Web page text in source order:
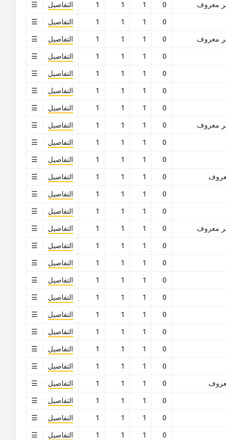
معروف
0
1
1
1
التفاصيل
0
1
1
1
التفاصيل
معروف
0
1
1
1
التفاصيل
0
1
1
1
التفاصيل
0
1
1
1
التفاصيل
0
1
1
1
التفاصيل
0
1
1
1
التفاصيل
معروف
0
1
1
1
التفاصيل
0
1
1
1
التفاصيل
0
1
1
1
التفاصيل
0
1
1
1
التفاصيل
0
1
1
1
التفاصيل
0
1
1
1
التفاصيل
معروف
0
1
1
1
التفاصيل
0
1
1
1
التفاصيل
0
1
1
1
التفاصيل
0
1
1
1
التفاصيل
0
1
1
1
التفاصيل
0
1
1
1
التفاصيل
0
1
1
1
التفاصيل
0
1
1
1
التفاصيل
0
1
1
1
التفاصيل
0
1
1
1
التفاصيل
0
1
1
1
التفاصيل
0
1
1
1
التفاصيل
0
1
1
1
التفاصيل